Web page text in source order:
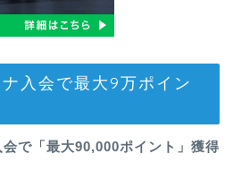
入会で最大9万ポイン
で「最大90,000ポイント」獲得